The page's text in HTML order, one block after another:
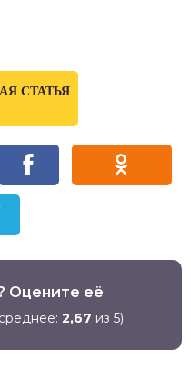
СТАТЬЯ
Оцените её
2,67 из 5)